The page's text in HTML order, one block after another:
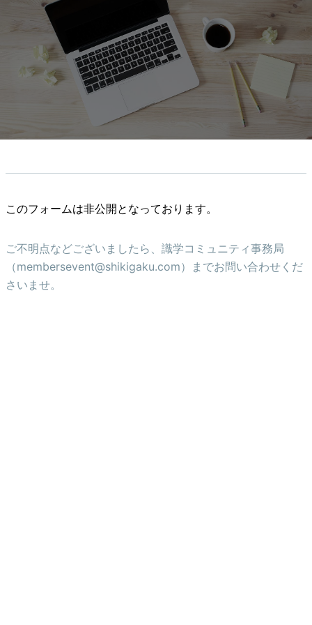
このフォームは非公開となっております。
ご不明点などございましたら、識学コミュニティ事務局
（membersevent@shikigaku.com）までお問い合わせくだ
さいませ。